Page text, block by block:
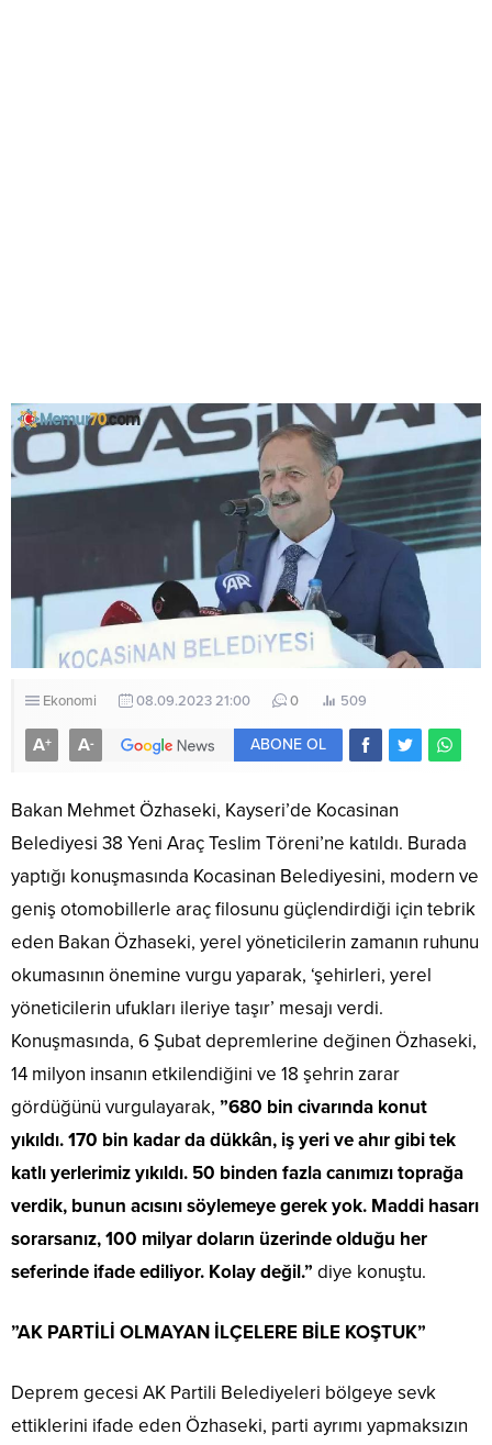
Ekonomi 08.09.2023 21:00 0 509
A+ A- ABONE OL
Bakan Mehmet Özhaseki, Kayseri’de Kocasinan
Belediyesi 38 Yeni Araç Teslim Töreni’ne katıldı. Burada
yaptığı konuşmasında Kocasinan Belediyesini, modern ve
geniş otomobillerle araç filosunu güçlendirdiği için tebrik
eden Bakan Özhaseki, yerel yöneticilerin zamanın ruhunu
okumasının önemine vurgu yaparak, ‘şehirleri, yerel
yöneticilerin ufukları ileriye taşır’ mesajı verdi.
Konuşmasında, 6 Şubat depremlerine değinen Özhaseki,
14 milyon insanın etkilendiğini ve 18 şehrin zarar
gördüğünü vurgulayarak, ”680 bin civarında konut
yıkıldı. 170 bin kadar da dükkân, iş yeri ve ahır gibi tek
katlı yerlerimiz yıkıldı. 50 binden fazla canımızı toprağa
verdik, bunun acısını söylemeye gerek yok. Maddi hasarı
sorarsanız, 100 milyar doların üzerinde olduğu her
seferinde ifade ediliyor. Kolay değil.” diye konuştu.
”AK PARTİLİ OLMAYAN İLÇELERE BİLE KOŞTUK”
Deprem gecesi AK Partili Belediyeleri bölgeye sevk
ettiklerini ifade eden Özhaseki, parti ayrımı yapmaksızın